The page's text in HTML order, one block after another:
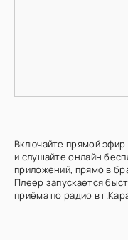
Включайте прямой эфир
и слушайте онлайн
приложений, прямо в
Плеер запускается
приёма по радио в